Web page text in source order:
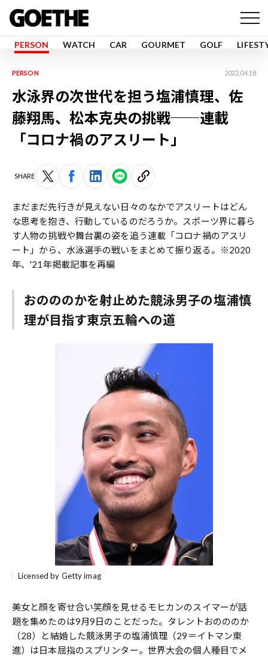
PERSON WATCH CAR GOURMET GOLF
PERSON 2022.04.18
水泳界の次世代を担う塩浦慎理、佐
藤翔馬、松本克央の挑戦──連載
「コロナ禍のアスリート」
SHARE
まだまだ先行きが見えない日々のなかでアスリートはどん
な思考を抱き、行動しているのだろうか。スポーツ界に暮ら
す人物の挑戦や舞台裏の姿を追う連載「コロナ禍のアスリ
ート」から、水泳選手の戦いをまとめて振り返る。※2020
年、'21年掲載記事を再編
おのののかを射止めた競泳男子の塩浦慎
理が目指す東京五輪への道
Licensed by Getty imag
美女と顔を寄せ合い笑顔を見せるモヒカンのスイマーが話
題を集めたのは9月9日のことだった。タレントおのののか
（28）と結婚した競泳男子の塩浦慎理（29＝イトマン東
進）は日本屈指のスプリンター。世界大会の個人種目でメ